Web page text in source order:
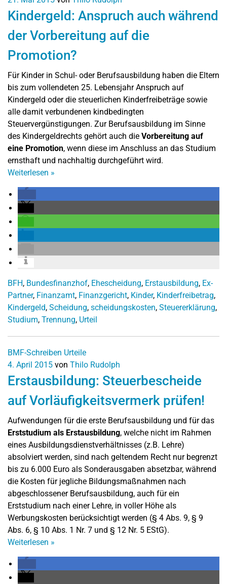
Kindergeld: Anspruch auch während
der Vorbereitung auf die
Promotion?
Für Kinder in Schul- oder Berufsausbildung haben die Eltern
bis zum vollendeten 25. Lebensjahr Anspruch auf
Kindergeld oder die steuerlichen Kinderfreibeträge sowie
alle damit verbundenen kindbedingten
Steuervergünstigungen. Zur Berufsausbildung im Sinne
des Kindergeldrechts gehört auch die Vorbereitung auf
eine Promotion, wenn diese im Anschluss an das Studium
ernsthaft und nachhaltig durchgeführt wird.
Weiterlesen »
BFH, Bundesfinanzhof, Ehescheidung, Erstausbildung, Ex-
Partner, Finanzamt, Finanzgericht, Kinder, Kinderfreibetrag,
Kindergeld, Scheidung, scheidungskosten, Steuererklärung,
Studium, Trennung, Urteil
BMF-Schreiben Urteile
4. April 2015 von Thilo Rudolph
Erstausbildung: Steuerbescheide
auf Vorläufigkeitsvermerk prüfen!
Aufwendungen für die erste Berufsausbildung und für das
Erststudium als Erstausbildung, welche nicht im Rahmen
eines Ausbildungsdienstverhältnisses (z.B. Lehre)
absolviert werden, sind nach geltendem Recht nur begrenzt
bis zu 6.000 Euro als Sonderausgaben absetzbar, während
die Kosten für jegliche Bildungsmaßnahmen nach
abgeschlossener Berufsausbildung, auch für ein
Erststudium nach einer Lehre, in voller Höhe als
Werbungskosten berücksichtigt werden (§ 4 Abs. 9, § 9
Abs. 6, § 10 Abs. 1 Nr. 7 und § 12 Nr. 5 EStG).
Weiterlesen »